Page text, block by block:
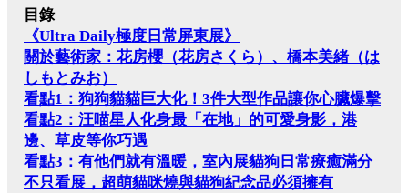
目錄
《Ultra Daily極度日常屏東展》
關於藝術家：花房櫻（花房さくら）、橋本美緒（は
しもとみお）
看點1：狗狗貓貓巨大化！3件大型作品讓你心臟爆擊
看點2：汪喵星人化身最「在地」的可愛身影，港
邊、草皮等你巧遇
看點3：有他們就有溫暖，室內展貓狗日常療癒滿分
不只看展，超萌貓咪燒與貓狗紀念品必須擁有